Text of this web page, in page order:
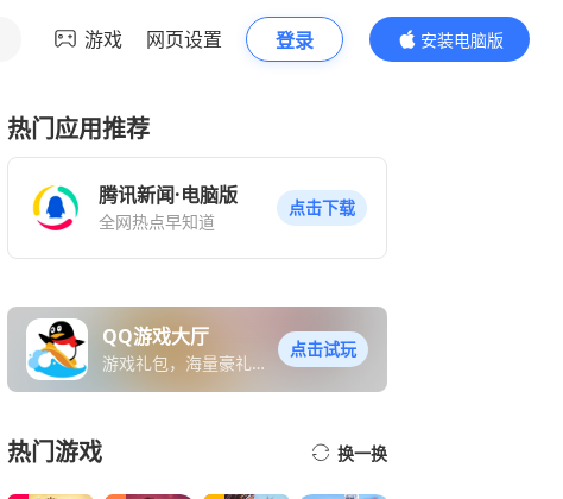
游戏 网页设置 登录
安装电脑版
内容更精彩
热门应用推荐
腾讯新闻·电脑版
全网热点早知道
点击下载
QQ游戏大厅
游戏礼包，海量豪礼免
点击试玩
热门游戏 换一换